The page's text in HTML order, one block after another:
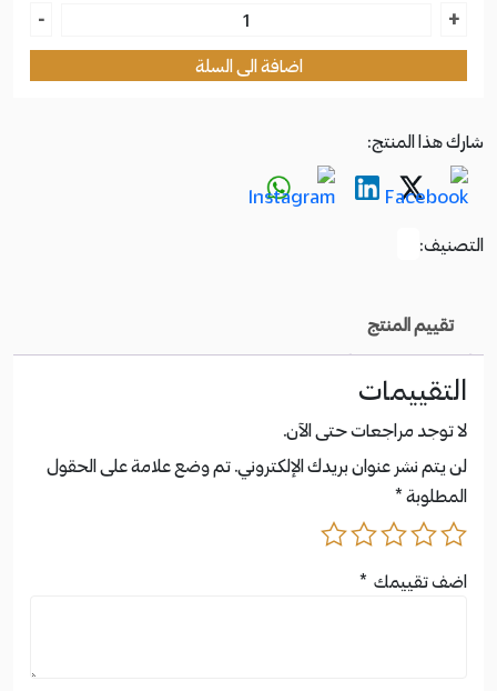
كمية
+
-
اضافة الى السلة
شارك هذا المنتج:
التصنيف:
تقييم المنتج
التقييمات
لا توجد مراجعات حتى الآن.
لن يتم نشر عنوان بريدك الإلكتروني. تم وضع علامة على الحقول
المطلوبة *
اضف تقييمك *